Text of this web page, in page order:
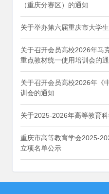
（重庆分赛区）的通知
关于举办第六届重庆市大学
关于召开会员高校2026年马
重点教材统一使用培训会的
关于召开会员高校2026年《
训会的通知
关于2025-2026年高等教育
重庆市高等教育学会2025-
立项名单公示